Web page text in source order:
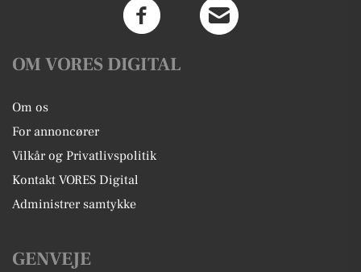
OM VORES DIGITAL
Om os
For annoncører
Vilkår og Privatlivspolitik
Kontakt VORES Digital
Administrer samtykke
GENVEJE